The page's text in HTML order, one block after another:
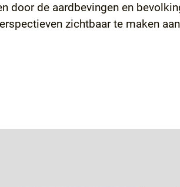
de aardbevingen en
zichtbaar te maken